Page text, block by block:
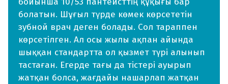
болатын. Шұғыл түрде көмек көрсететін
зубной врач деген болады. Сол тараппен
көрсетілген. Ал осы жылы ақпан айында
шыққан стандартта ол қызмет түрі алынып
тастаған. Егерде тағы да тістері ауырып
жатқан болса, жағдайы нашарлап жатқан